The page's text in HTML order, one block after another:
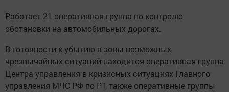
Работает 21 оперативная группа по контролю
обстановки на автомобильных дорогах.
В готовности к убытию в зоны возможных
чрезвычайных ситуаций находится оперативная группа
Центра управления в кризисных ситуациях Главного
управления МЧС РФ по РТ, также оперативные группы